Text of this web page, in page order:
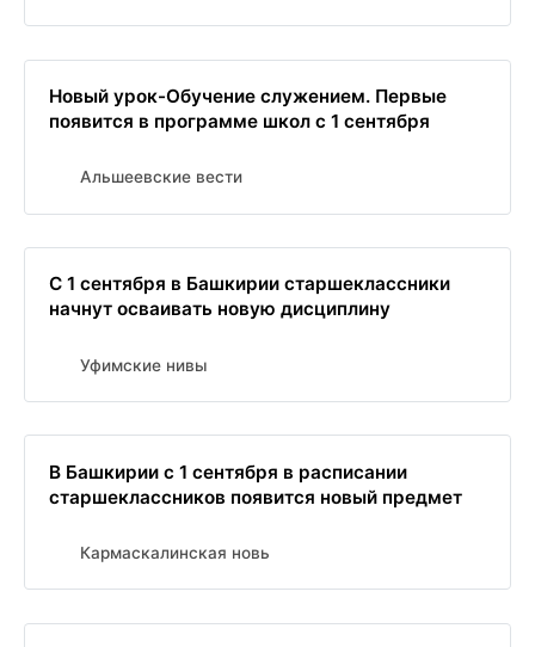
Новый урок-Обучение служением. Первые
появится в программе школ с 1 сентября
Альшеевские вести
С 1 сентября в Башкирии старшеклассники
начнут осваивать новую дисциплину
Уфимские нивы
В Башкирии с 1 сентября в расписании
старшеклассников появится новый предмет
Кармаскалинская новь